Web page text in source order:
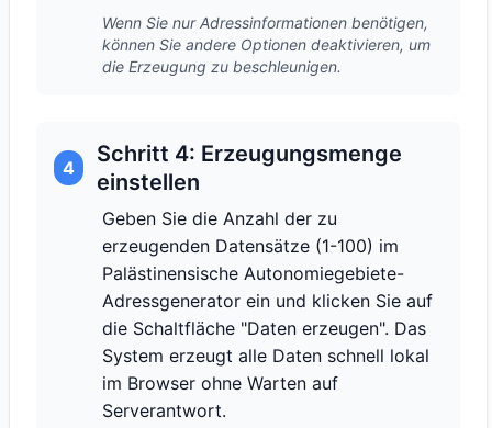
Wenn Sie nur Adressinformationen benötigen,
können Sie andere Optionen deaktivieren, um
die Erzeugung zu beschleunigen.
4
Schritt 4: Erzeugungsmenge
einstellen
Geben Sie die Anzahl der zu
erzeugenden Datensätze (1-100) im
Palästinensische Autonomiegebiete-
Adressgenerator ein und klicken Sie auf
die Schaltfläche "Daten erzeugen". Das
System erzeugt alle Daten schnell lokal
im Browser ohne Warten auf
Serverantwort.